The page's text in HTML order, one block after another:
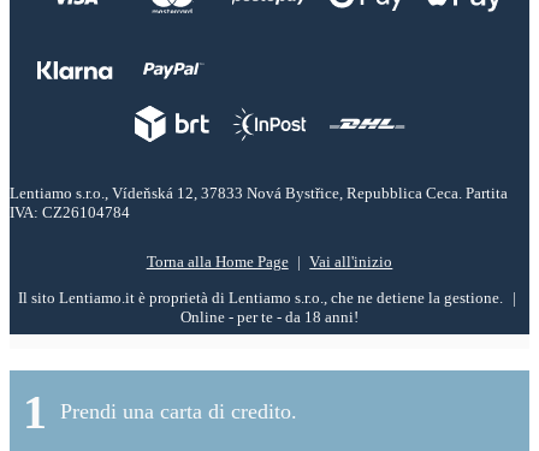
Lentiamo s.r.o., Vídeňská 12, 37833 Nová Bystřice, Repubblica Ceca. Partita
IVA: CZ26104784
Torna alla Home Page
Vai all'inizio
Il sito Lentiamo.it è proprietà di Lentiamo s.r.o., che ne detiene la gestione.
Online - per te - da 18 anni!
1 Prendi una carta di credito.